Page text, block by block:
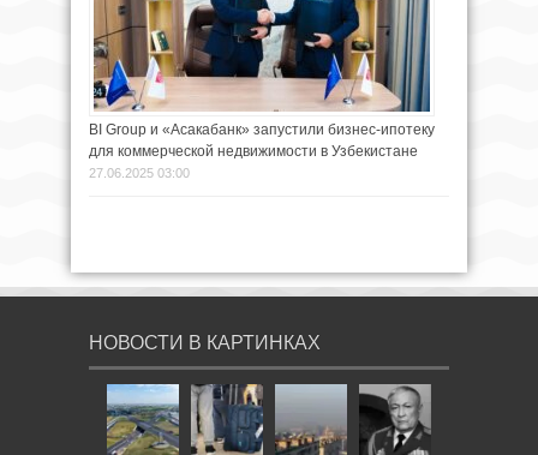
BI Group и «Асакабанк» запустили бизнес-ипотеку
для коммерческой недвижимости в Узбекистане
27.06.2025 03:00
НОВОСТИ В КАРТИНКАХ